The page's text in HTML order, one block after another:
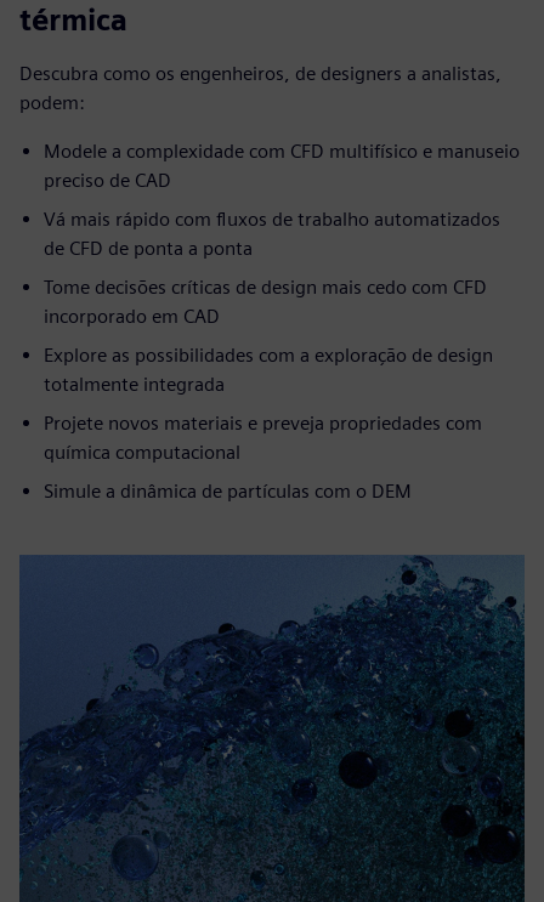
térmica
Descubra como os engenheiros, de designers a analistas,
podem:
Modele a complexidade com CFD multifísico e manuseio
preciso de CAD
Vá mais rápido com fluxos de trabalho automatizados
de CFD de ponta a ponta
Tome decisões críticas de design mais cedo com CFD
incorporado em CAD
Explore as possibilidades com a exploração de design
totalmente integrada
Projete novos materiais e preveja propriedades com
química computacional
Simule a dinâmica de partículas com o DEM